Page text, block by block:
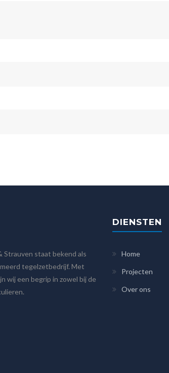
staat bekend als
tegelzetbedrijf. Met
wij een begrip in zowel bij de
DIENSTEN
Home
Projecten
Over ons